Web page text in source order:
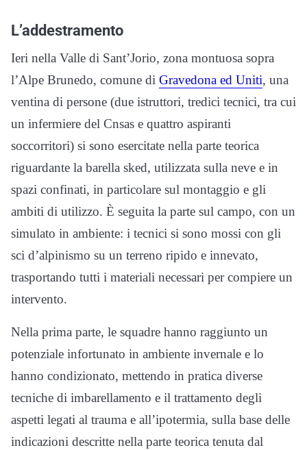
L’addestramento
Ieri nella Valle di Sant’Jorio, zona montuosa sopra
l’Alpe Brunedo, comune di Gravedona ed Uniti, una
ventina di persone (due istruttori, tredici tecnici, tra cui
un infermiere del Cnsas e quattro aspiranti
soccorritori) si sono esercitate nella parte teorica
riguardante la barella sked, utilizzata sulla neve e in
spazi confinati, in particolare sul montaggio e gli
ambiti di utilizzo. È seguita la parte sul campo, con un
simulato in ambiente: i tecnici si sono mossi con gli
sci d’alpinismo su un terreno ripido e innevato,
trasportando tutti i materiali necessari per compiere un
intervento.
Nella prima parte, le squadre hanno raggiunto un
potenziale infortunato in ambiente invernale e lo
hanno condizionato, mettendo in pratica diverse
tecniche di imbarellamento e il trattamento degli
aspetti legati al trauma e all’ipotermia, sulla base delle
indicazioni descritte nella parte teorica tenuta dal